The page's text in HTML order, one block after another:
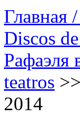
Главная
Discos
Рафаэля
teatros >>
2014